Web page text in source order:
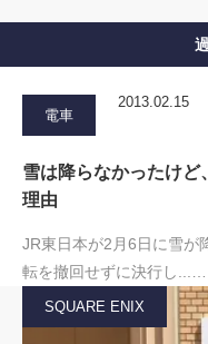
電車
2013.02.15
雪は降らなかったけ
理由
JR東日本が2月6日に雪が
転を撤回せずに決行し...…
SQUARE ENIX